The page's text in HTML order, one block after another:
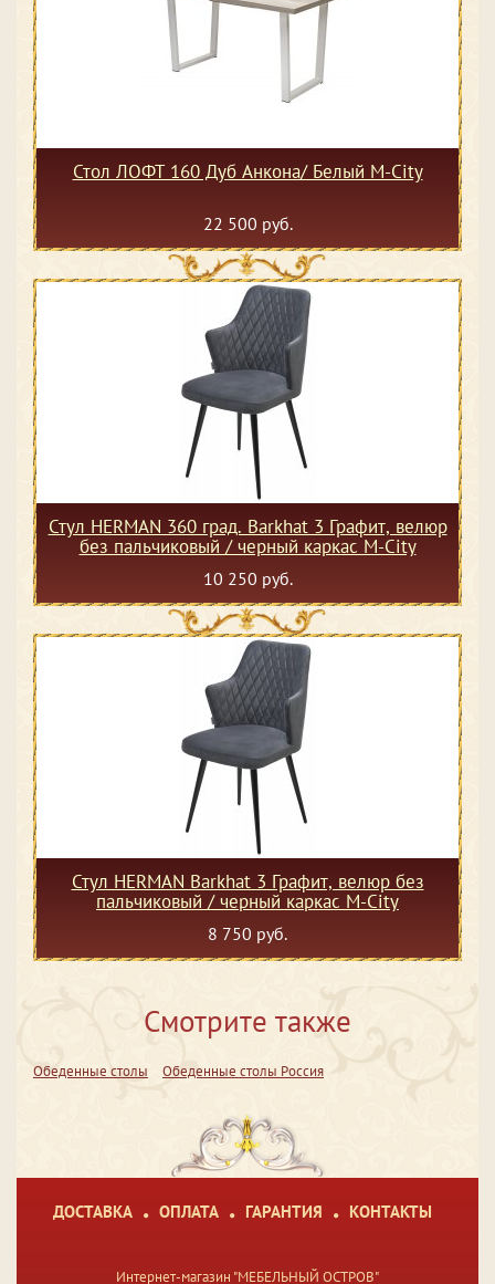
Стол ЛОФТ 160 Дуб Анкона/ Белый М-City
22 500 руб.
Стул HERMAN 360 град. Barkhat 3 Графит, велюр
без пальчиковый / черный каркас М-City
10 250 руб.
Стул HERMAN Barkhat 3 Графит, велюр без
пальчиковый / черный каркас М-City
8 750 руб.
Смотрите также
Обеденные столы Обеденные столы Россия
ДОСТАВКА ОПЛАТА ГАРАНТИЯ КОНТАКТЫ
Интернет-магазин "МЕБЕЛЬНЫЙ ОСТРОВ"